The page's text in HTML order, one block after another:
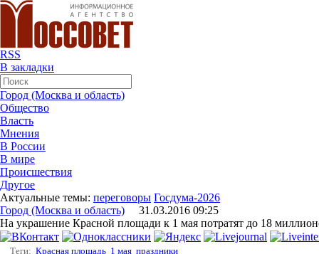
RSS
В закладки
Город (Москва и область)
Общество
Власть
Мнения
В России
В мире
Происшествия
Другое
Актуальные темы: переговоры Госдума-2026
Город (Москва и область) 31.03.2016 09:25
На украшение Красной площади к 1 мая потратят до 18
Теги: Красная площадь 1 мая праздники